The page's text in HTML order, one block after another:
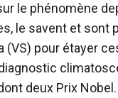
le phénomène
le savent et sont
(VS) pour étayer
deux Prix Nobel.